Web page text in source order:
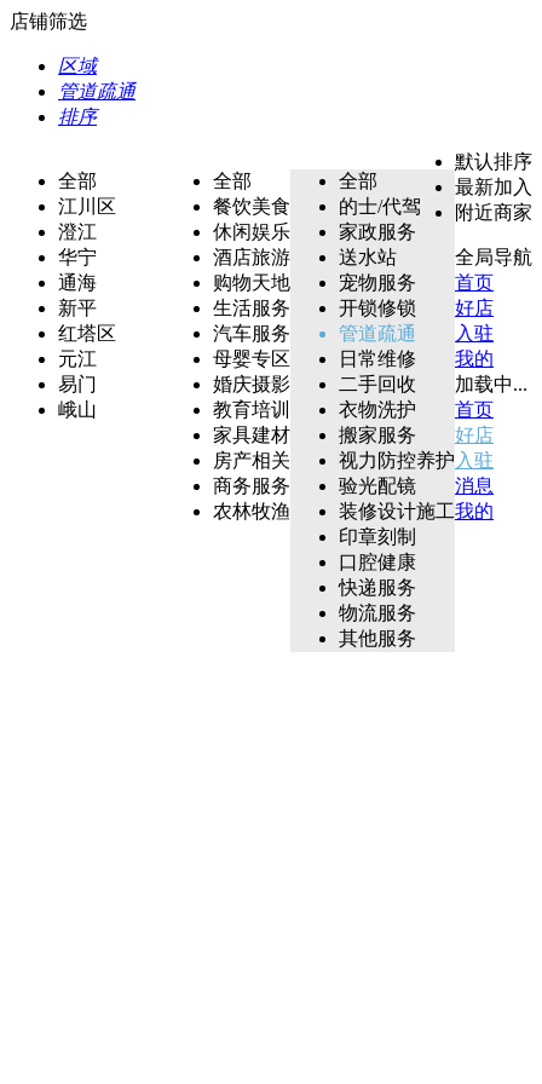
店铺筛选
区域
管道疏通
排序
全部
江川区
澄江
华宁
通海
新平
红塔区
元江
易门
峨山
全部
餐饮美食
休闲娱乐
酒店旅游
购物天地
生活服务
汽车服务
母婴专区
婚庆摄影
教育培训
家具建材
房产相关
商务服务
农林牧渔
全部
的士/代驾
家政服务
送水站
宠物服务
开锁修锁
管道疏通
日常维修
二手回收
衣物洗护
搬家服务
视力防控养护
验光配镜
装修设计施工
印章刻制
口腔健康
快递服务
物流服务
其他服务
默认排序
最新加入
附近商家
全局导航
首页
好店
入驻
我的
加载中...
首页
好店
入驻
消息
我的